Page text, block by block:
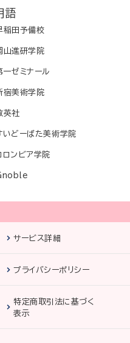
語
稲田予備校
山進研学院
一ゼミナール
宿美術学院
英社
いどーばた美術学院
ロンビア学院
サービス詳細
プライバシーポリシー
特定商取引法に基づく
表示